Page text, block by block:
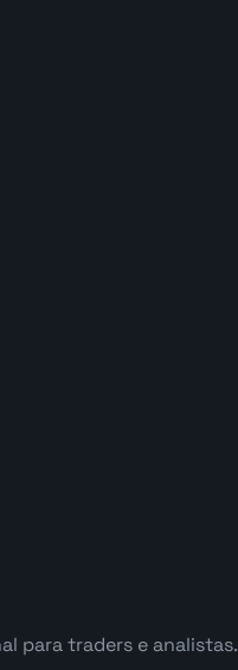
para traders e analistas.